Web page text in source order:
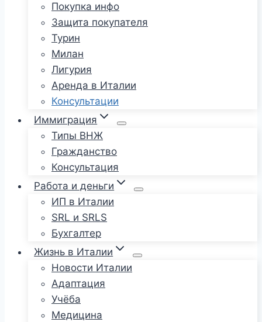
Покупка инфо
Защита покупателя
Турин
Милан
Лигурия
Аренда в Италии
Консультации
Иммиграция
Типы ВНЖ
Гражданство
Консультация
Работа и деньги
ИП в Италии
SRL и SRLS
Бухгалтер
Жизнь в Италии
Новости Италии
Адаптация
Учёба
Медицина